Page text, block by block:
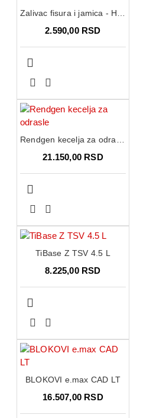
2.590,00 RSD
21.150,00 RSD
TiBase Z TSV 4.5 L
8.225,00 RSD
BLOKOVI e.max CAD LT
16.507,00 RSD